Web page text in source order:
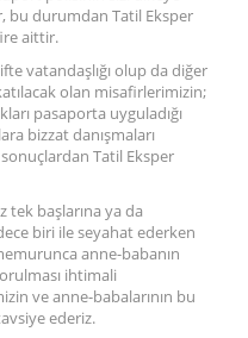
bu durumdan Tatil Eksper
aittir.
vatandaşlığı olup da diğer
olan misafirlerimizin;
pasaporta uyguladığı
bizzat danışmaları
Tatil Eksper
tek başlarına ya da
biri ile seyahat ederken
anne-babanın
ihtimali
ve anne-babalarının bu
ederiz.